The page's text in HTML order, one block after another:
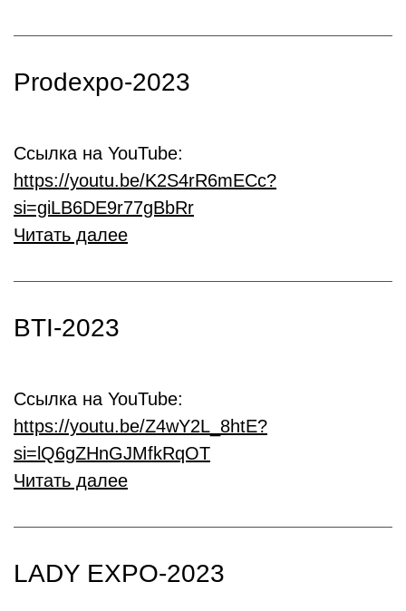
Prodexpo-2023
Ссылка на YouTube:
https://youtu.be/K2S4rR6mECc?
si=giLB6DE9r77gBbRr
Читать далее
BTI-2023
Ссылка на YouTube:
https://youtu.be/Z4wY2L_8htE?
si=lQ6gZHnGJMfkRqOT
Читать далее
LADY EXPO-2023